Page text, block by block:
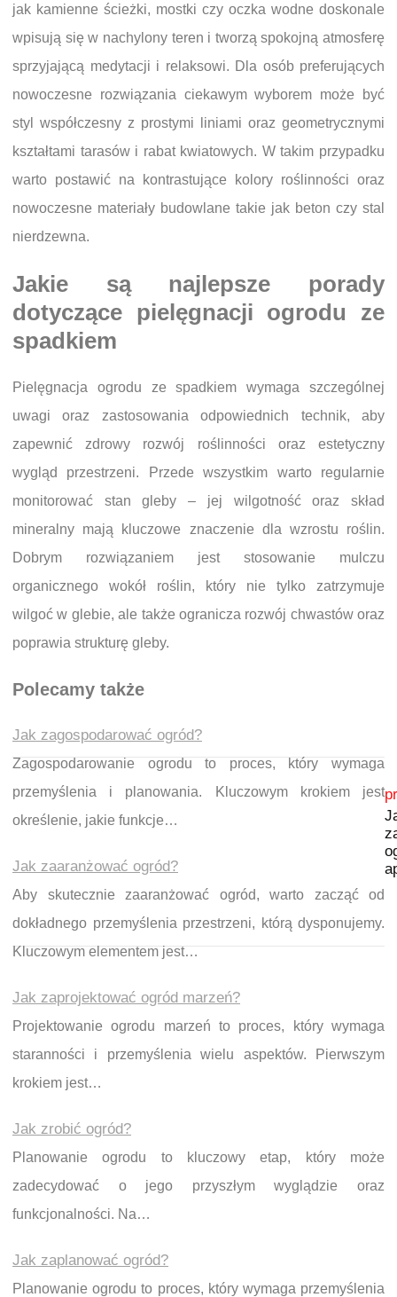
jak kamienne ścieżki, mostki czy oczka wodne doskonale
wpisują się w nachylony teren i tworzą spokojną atmosferę
sprzyjającą medytacji i relaksowi. Dla osób preferujących
nowoczesne rozwiązania ciekawym wyborem może być
styl współczesny z prostymi liniami oraz geometrycznymi
kształtami tarasów i rabat kwiatowych. W takim przypadku
warto postawić na kontrastujące kolory roślinności oraz
nowoczesne materiały budowlane takie jak beton czy stal
nierdzewna.
Jakie są najlepsze porady
dotyczące pielęgnacji ogrodu ze
spadkiem
Pielęgnacja ogrodu ze spadkiem wymaga szczególnej
uwagi oraz zastosowania odpowiednich technik, aby
zapewnić zdrowy rozwój roślinności oraz estetyczny
wygląd przestrzeni. Przede wszystkim warto regularnie
monitorować stan gleby – jej wilgotność oraz skład
mineralny mają kluczowe znaczenie dla wzrostu roślin.
Dobrym rozwiązaniem jest stosowanie mulczu
organicznego wokół roślin, który nie tylko zatrzymuje
wilgoć w glebie, ale także ogranicza rozwój chwastów oraz
poprawia strukturę gleby.
Polecamy także
Jak zagospodarować ogród?
Zagospodarowanie ogrodu to proces, który wymaga
przemyślenia i planowania. Kluczowym krokiem jest
określenie, jakie funkcje…
Jak zaaranżować ogród?
Aby skutecznie zaaranżować ogród, warto zacząć od
dokładnego przemyślenia przestrzeni, którą dysponujemy.
Kluczowym elementem jest…
Jak zaprojektować ogród marzeń?
Projektowanie ogrodu marzeń to proces, który wymaga
staranności i przemyślenia wielu aspektów. Pierwszym
krokiem jest…
Jak zrobić ogród?
Planowanie ogrodu to kluczowy etap, który może
zadecydować o jego przyszłym wyglądzie oraz
funkcjonalności. Na…
Jak zaplanować ogród?
Planowanie ogrodu to proces, który wymaga przemyślenia
Nawigacja wpisu